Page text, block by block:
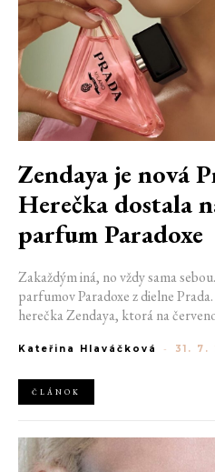
Zendaya je nová
Herečka dostala
parfum Paradoxe
Zakaždým iná, no vždy sama
parfumov Paradoxe z dielne
herečka Zendaya, ktorá na
najnovšej couture róbe. Aj preto
Kateřina Hlaváčková - 31. 7.
ČLÁNOK